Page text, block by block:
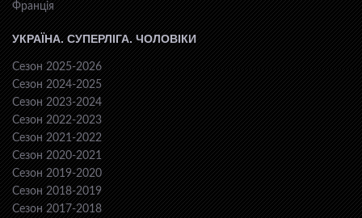
Франція
УКРАЇНА. СУПЕРЛІГА. ЧОЛОВІКИ
Сезон 2025-2026
Сезон 2024-2025
Сезон 2023-2024
Сезон 2022-2023
Сезон 2021-2022
Сезон 2020-2021
Сезон 2019-2020
Сезон 2018-2019
Сезон 2017-2018